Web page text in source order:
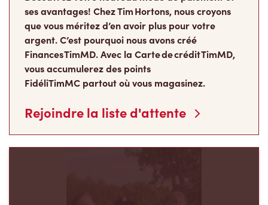
ses avantages! Chez Tim Hortons, nous croyons
que vous méritez d’en avoir plus pour votre
argent. C’est pourquoi nous avons créé
Finances TimMD. Avec la Carte de crédit TimMD,
vous accumulerez des points
FidéliTimMC partout où vous magasinez.
Rejoindre la liste d'attente